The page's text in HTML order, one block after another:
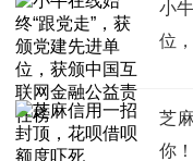
小
位
芝
你